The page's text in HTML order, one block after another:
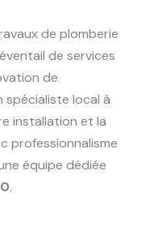
de plomberie
de services
de
spécialiste local à
installation et la
professionnalisme
équipe dédiée
.